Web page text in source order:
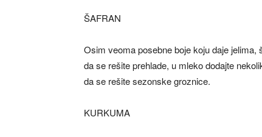
ŠAFRAN
Osim veoma posebne boje koju daje
da se rešite prehlade, u mleko dodajte
da se rešite sezonske groznice.
KURKUMA